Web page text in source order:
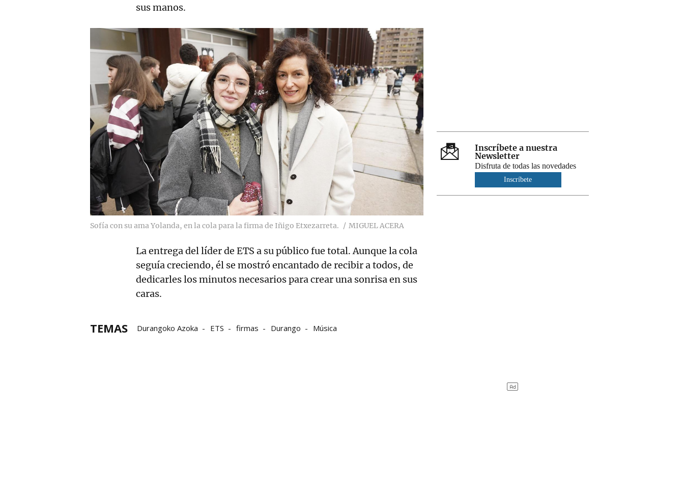
sus manos.
Sofía con su ama Yolanda, en la cola para la firma de Iñigo Etxezarreta. MIGUEL ACERA
La entrega del líder de ETS a su público fue total. Aunque la cola
seguía creciendo, él se mostró encantado de recibir a todos, de
dedicarles los minutos necesarios para crear una sonrisa en sus
caras.
TEMAS Durangoko Azoka ETS firmas Durango Música
Inscríbete a nuestra
Newsletter
Disfruta de todas las novedades
Inscríbete